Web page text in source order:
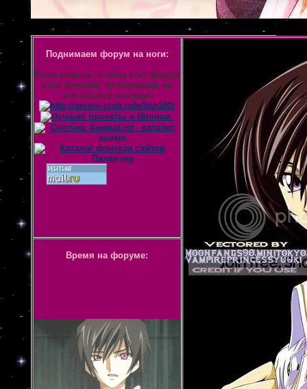
Объявление
Поднимаем форум на ноги:
Если хочешь, чтобы этот форум
стал лучшим, то переходи на
эти ссылки почаще-
Время на форуме: